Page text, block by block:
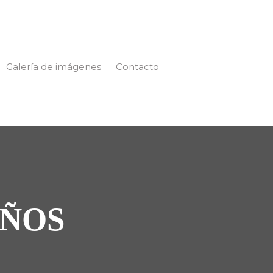
Galería de imágenes Contacto